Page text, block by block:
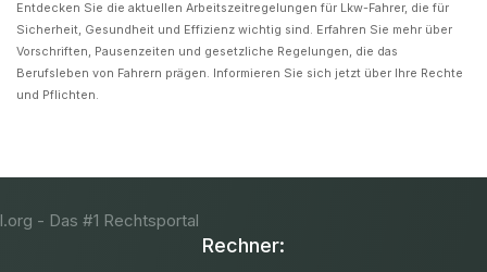
Entdecken Sie die aktuellen Arbeitszeitregelungen für Lkw-Fahrer, die für
Sicherheit, Gesundheit und Effizienz wichtig sind. Erfahren Sie mehr über
Vorschriften, Pausenzeiten und gesetzliche Regelungen, die das
Berufsleben von Fahrern prägen. Informieren Sie sich jetzt über Ihre Rechte
und Pflichten.
Rechner: